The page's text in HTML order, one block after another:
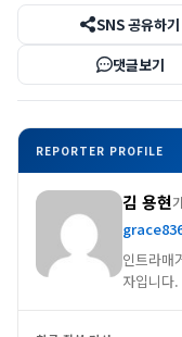
SNS 공유하기
댓글보기
REPORTER PROFILE
김 용현
인트라매
자입니다.